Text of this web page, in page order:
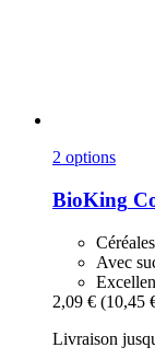
2 options
BioKing
Avec
2,09 € (10,45
Livraison